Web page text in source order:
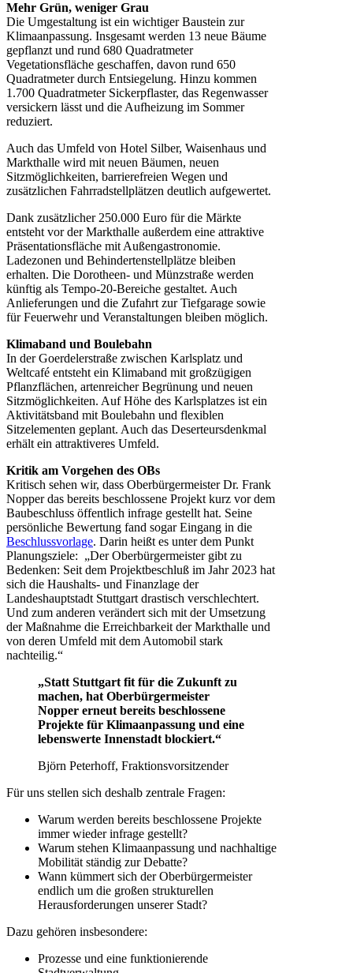
Mehr Grün, weniger Grau
Die Umgestaltung ist ein wichtiger Baustein zur
Klimaanpassung. Insgesamt werden 13 neue Bäume
gepflanzt und rund 680 Quadratmeter
Vegetationsfläche geschaffen, davon rund 650
Quadratmeter durch Entsiegelung. Hinzu kommen
1.700 Quadratmeter Sickerpflaster, das Regenwasser
versickern lässt und die Aufheizung im Sommer
reduziert.
Auch das Umfeld von Hotel Silber, Waisenhaus und
Markthalle wird mit neuen Bäumen, neuen
Sitzmöglichkeiten, barrierefreien Wegen und
zusätzlichen Fahrradstellplätzen deutlich aufgewertet.
Dank zusätzlicher 250.000 Euro für die Märkte
entsteht vor der Markthalle außerdem eine attraktive
Präsentationsfläche mit Außengastronomie.
Ladezonen und Behindertenstellplätze bleiben
erhalten. Die Dorotheen- und Münzstraße werden
künftig als Tempo-20-Bereiche gestaltet. Auch
Anlieferungen und die Zufahrt zur Tiefgarage sowie
für Feuerwehr und Veranstaltungen bleiben möglich.
Klimaband und Boulebahn
In der Goerdelerstraße zwischen Karlsplatz und
Weltcafé entsteht ein Klimaband mit großzügigen
Pflanzflächen, artenreicher Begrünung und neuen
Sitzmöglichkeiten. Auf Höhe des Karlsplatzes ist ein
Aktivitätsband mit Boulebahn und flexiblen
Sitzelementen geplant. Auch das Deserteursdenkmal
erhält ein attraktiveres Umfeld.
Kritik am Vorgehen des OBs
Kritisch sehen wir, dass Oberbürgermeister Dr. Frank
Nopper das bereits beschlossene Projekt kurz vor dem
Baubeschluss öffentlich infrage gestellt hat. Seine
persönliche Bewertung fand sogar Eingang in die
Beschlussvorlage. Darin heißt es unter dem Punkt
Planungsziele: „Der Oberbürgermeister gibt zu
Bedenken: Seit dem Projektbeschluß im Jahr 2023 hat
sich die Haushalts- und Finanzlage der
Landeshauptstadt Stuttgart drastisch verschlechtert.
Und zum anderen verändert sich mit der Umsetzung
der Maßnahme die Erreichbarkeit der Markthalle und
von deren Umfeld mit dem Automobil stark
nachteilig.“
„Statt Stuttgart fit für die Zukunft zu
machen, hat Oberbürgermeister
Nopper erneut bereits beschlossene
Projekte für Klimaanpassung und eine
lebenswerte Innenstadt blockiert.“
Björn Peterhoff, Fraktionsvorsitzender
Für uns stellen sich deshalb zentrale Fragen:
Warum werden bereits beschlossene Projekte
immer wieder infrage gestellt?
Warum stehen Klimaanpassung und nachhaltige
Mobilität ständig zur Debatte?
Wann kümmert sich der Oberbürgermeister
endlich um die großen strukturellen
Herausforderungen unserer Stadt?
Dazu gehören insbesondere:
Prozesse und eine funktionierende